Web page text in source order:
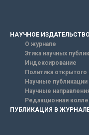
НАУЧНОЕ ИЗДАТЕЛЬСТВО
О журнале
Этика научных
Индексирование
Политика открытого
Научные публикации
Научные
Редакционная
ПУБЛИКАЦИЯ В